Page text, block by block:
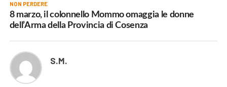
NON PERDERE
8 marzo, il colonnello Mommo omaggia le donne
dell’Arma della Provincia di Cosenza
S.M.